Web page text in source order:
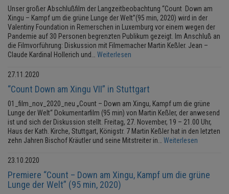
Unser großer Abschlußfilm der Langzeitbeobachtung “Count Down am
Xingu – Kampf um die grüne Lunge der Welt”(95 min, 2020) wird in der
Valentiny Foundation in Remerschen in Luxemburg vor einem wegen der
Pandemie auf 30 Personen begrenzten Publikum gezeigt. Im Anschluß an
die Filmvorführung: Diskussion mit Filmemacher Martin Keßler. Jean –
Claude Kardinal Hollerich und… Weiterlesen
27.11.2020
“Count Down am Xingu VII” in Stuttgart
01_film_nov_2020_neu „Count – Down am Xingu, Kampf um die grüne
Lunge der Welt“ Dokumentarfilm (95 min) von Martin Keßler, der anwesend
ist und sich der Diskussion stellt. Freitag, 27. November, 19 – 21.00 Uhr,
Haus der Kath. Kirche, Stuttgart, Königstr. 7 Martin Keßler hat in den letzten
zehn Jahren Bischof Kräutler und seine Mitstreiter in… Weiterlesen
23.10.2020
Premiere “Count – Down am Xingu, Kampf um die grüne
Lunge der Welt” (95 min, 2020)